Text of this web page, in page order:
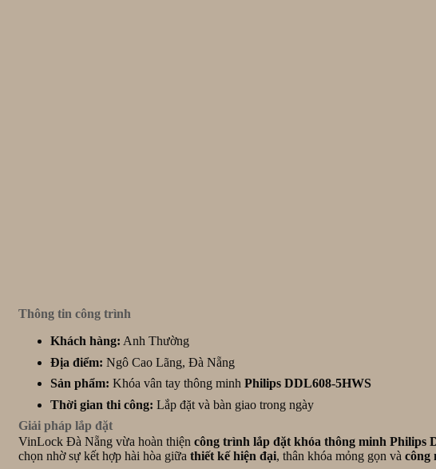
Thông tin công trình
Khách hàng: Anh Thường
Địa điểm: Ngô Cao Lãng, Đà Nẵng
Sản phẩm: Khóa vân tay thông minh Philips DDL608-5HWS
Thời gian thi công: Lắp đặt và bàn giao trong ngày
Giải pháp lắp đặt
VinLock Đà Nẵng vừa hoàn thiện công trình lắp đặt khóa thông minh Philips
chọn nhờ sự kết hợp hài hòa giữa thiết kế hiện đại, thân khóa mỏng gọn và công